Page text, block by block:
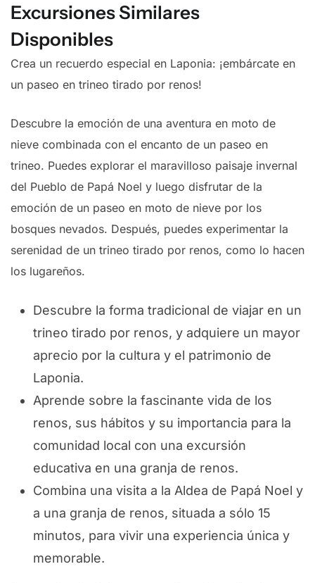
Excursiones Similares
Disponibles
Crea un recuerdo especial en Laponia: ¡embárcate en
un paseo en trineo tirado por renos!
Descubre la emoción de una aventura en moto de
nieve combinada con el encanto de un paseo en
trineo. Puedes explorar el maravilloso paisaje invernal
del Pueblo de Papá Noel y luego disfrutar de la
emoción de un paseo en moto de nieve por los
bosques nevados. Después, puedes experimentar la
serenidad de un trineo tirado por renos, como lo hacen
los lugareños.
Descubre la forma tradicional de viajar en un
trineo tirado por renos, y adquiere un mayor
aprecio por la cultura y el patrimonio de
Laponia.
Aprende sobre la fascinante vida de los
renos, sus hábitos y su importancia para la
comunidad local con una excursión
educativa en una granja de renos.
Combina una visita a la Aldea de Papá Noel y
a una granja de renos, situada a sólo 15
minutos, para vivir una experiencia única y
memorable.